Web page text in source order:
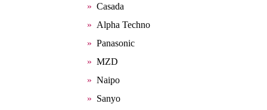
Casada
Alpha Techno
Panasonic
MZD
Naipo
Sanyo